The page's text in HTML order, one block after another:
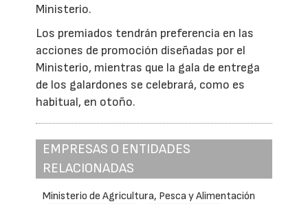
Ministerio.
Los premiados tendrán preferencia en las
acciones de promoción diseñadas por el
Ministerio, mientras que la gala de entrega
de los galardones se celebrará, como es
habitual, en otoño.
EMPRESAS O ENTIDADES
RELACIONADAS
Ministerio de Agricultura, Pesca y Alimentación